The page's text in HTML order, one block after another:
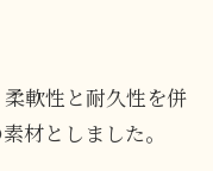
軟性と耐久性を併
材としました。